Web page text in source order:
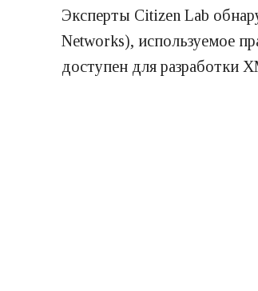
Эксперты Citizen Lab
Networks), используемое
доступен для разработки